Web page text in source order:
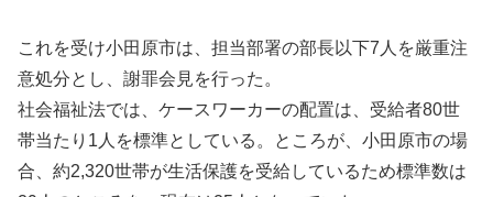
これを受け小田原市は、担当部署の部長以下7人を厳重注
意処分とし、謝罪会見を行った。
社会福祉法では、ケースワーカーの配置は、受給者80世
帯当たり1人を標準としている。ところが、小田原市の場
合、約2,320世帯が生活保護を受給しているため標準数は